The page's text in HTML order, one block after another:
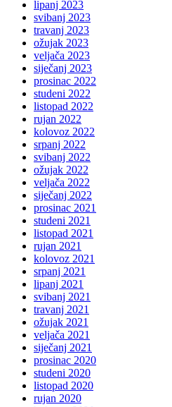
lipanj 2023
svibanj 2023
travanj 2023
ožujak 2023
veljača 2023
siječanj 2023
prosinac 2022
studeni 2022
listopad 2022
rujan 2022
kolovoz 2022
srpanj 2022
svibanj 2022
ožujak 2022
veljača 2022
siječanj 2022
prosinac 2021
studeni 2021
listopad 2021
rujan 2021
kolovoz 2021
srpanj 2021
lipanj 2021
svibanj 2021
travanj 2021
ožujak 2021
veljača 2021
siječanj 2021
prosinac 2020
studeni 2020
listopad 2020
rujan 2020